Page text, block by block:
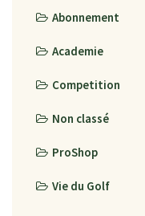
Abonnement
Academie
Competition
Non classé
ProShop
Vie du Golf